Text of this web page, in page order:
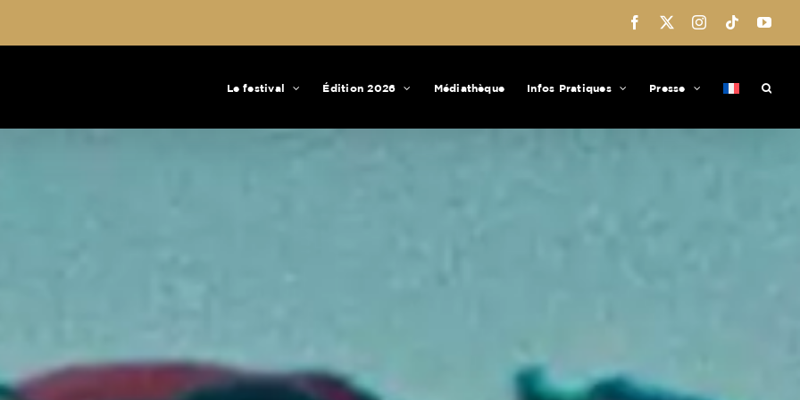
Facebook Instagram
Tiktok
Le festival Édition 2026 Médiathèque Infos Pratiques Presse